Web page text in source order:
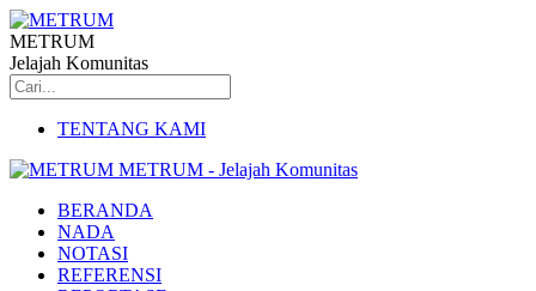
METRUM
Jelajah Komunitas
TENTANG KAMI
METRUM - Jelajah Komunitas
BERANDA
NADA
NOTASI
REFERENSI